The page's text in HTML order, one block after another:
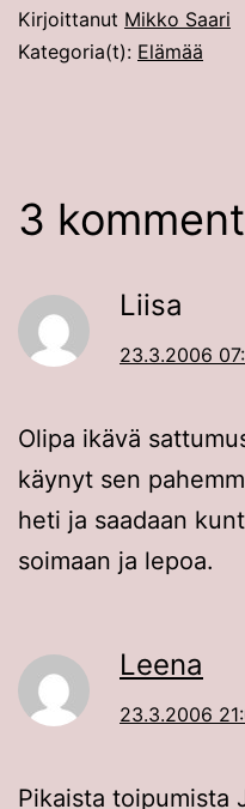
Kirjoittanut Mikko Saari
Kategoria(t): Elämää
3
Liisa
23.3.2006
Olipa ikävä
käynyt sen
heti ja saadaan
soimaan ja lepoa.
Leena
23.3.2006
Pikaista toipumista